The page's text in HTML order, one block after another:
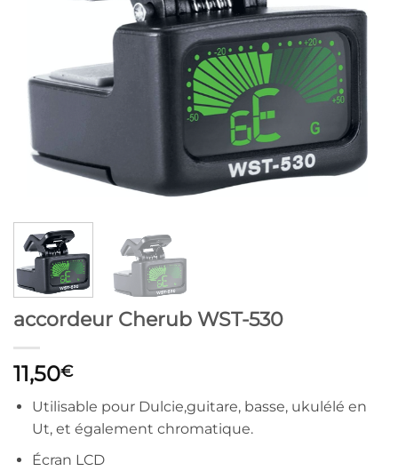
accordeur Cherub WST-530
11,50€
Utilisable pour Dulcie,guitare, basse, ukulélé en
Ut, et également chromatique.
Écran LCD